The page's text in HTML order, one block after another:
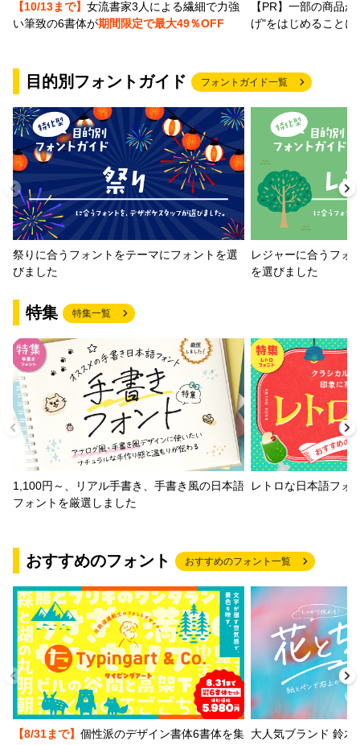
【10/13まで】 女流書家3人による繊細で力強
い筆致の6書体が期間限定で最大49％OFF
【PR】一部の商品
げ"をはじめること
目的別フォントガイド フォントガイド一覧
祭りに合うフォントをテーマにフォントを選
びました
レジャーに合うフォ
を選びました
特集 特集一覧
1,100円～、リアル手書き、手書き風の日本語
フォントを厳選しました
レトロな日本語フォ
おすすめのフォント おすすめのフォント一覧
【8/31まで】 個性派のデザイン書体6書体を集 大人気ブランド 鈴木